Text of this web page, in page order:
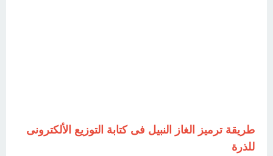
طريقة ترميز الغاز النبيل فى كتابة التوزيع الألكترونى
للذرة